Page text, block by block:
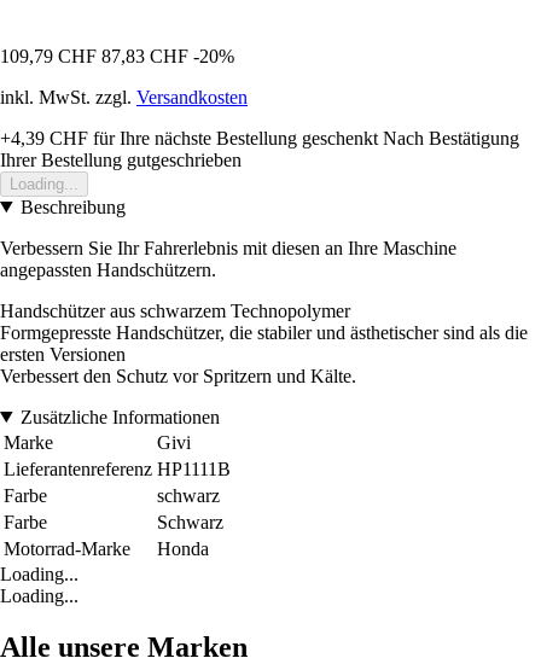
109,79 CHF 87,83 CHF -20%
inkl. MwSt. zzgl. Versandkosten
+4,39 CHF für Ihre nächste Bestellung geschenkt Nach Bestätigung
Ihrer Bestellung gutgeschrieben
Loading...
Beschreibung
Verbessern Sie Ihr Fahrerlebnis mit diesen an Ihre Maschine
angepassten Handschützern.
Handschützer aus schwarzem Technopolymer
Formgepresste Handschützer, die stabiler und ästhetischer sind als die
ersten Versionen
Verbessert den Schutz vor Spritzern und Kälte.
Zusätzliche Informationen
Marke
Givi
Lieferantenreferenz HP1111B
Farbe
schwarz
Farbe
Schwarz
Motorrad-Marke
Honda
Loading...
Loading...
Alle unsere Marken